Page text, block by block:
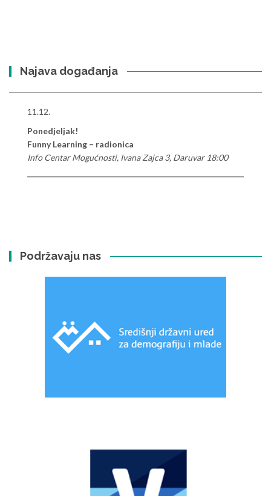
Najava događanja
11.12.
Ponedjeljak!
Funny Learning – radionica
Info Centar Mogućnosti, Ivana Zajca 3, Daruvar 18:00
Podržavaju nas